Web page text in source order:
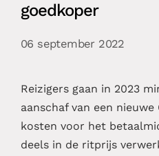
goedkoper
06 september 2022
Reizigers gaan in 2023
aanschaf van een
kosten voor het
deels in de ritprijs